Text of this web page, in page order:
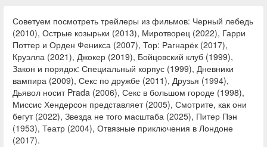
Советуем посмотреть трейлеры из фильмов: Черный лебедь
(2010), Острые козырьки (2013), Миротворец (2022), Гарри
Поттер и Орден Феникса (2007), Тор: Рагнарёк (2017),
Круэлла (2021), Джокер (2019), Бойцовский клуб (1999),
Закон и порядок: Специальный корпус (1999), Дневники
вампира (2009), Секс по дружбе (2011), Друзья (1994),
Дьявол носит Prada (2006), Секс в большом городе (1998),
Миссис Хендерсон представляет (2005), Смотрите, как они
бегут (2022), Звезда не того масштаба (2025), Питер Пэн
(1953), Театр (2004), Отвязные приключения в Лондоне
(2017).